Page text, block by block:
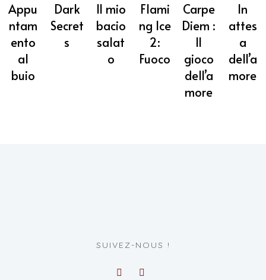
Appu
ntam
ento
al
buio
Dark
Secret
s
Il mio
bacio
salat
o
Flami
ng Ice
2:
Fuoco
Carpe
Diem :
Il
gioco
dell’a
more
In
attes
a
dell’a
more
SUIVEZ-NOUS !